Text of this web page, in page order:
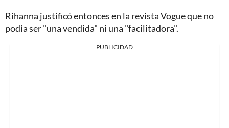
Rihanna justificó entonces en la revista Vogue que no
podía ser "una vendida" ni una "facilitadora".
PUBLICIDAD